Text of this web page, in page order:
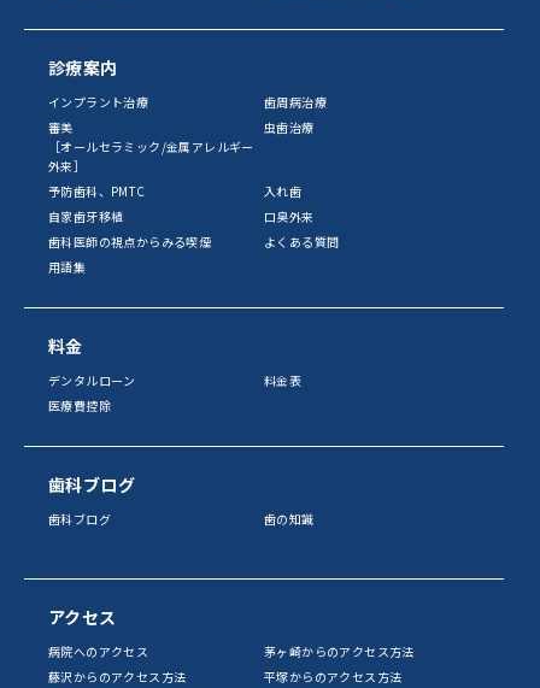
診療案内
インプラント治療
歯周病治療
審美
［オールセラミック/金属アレルギー
外来］
虫歯治療
予防歯科、PMTC
入れ歯
自家歯牙移植
口臭外来
歯科医師の視点からみる喫煙
よくある質問
用語集
料金
デンタルローン
料金表
医療費控除
歯科ブログ
歯科ブログ 歯の知識
アクセス
病院へのアクセス
茅ヶ崎からのアクセス方法
藤沢からのアクセス方法
平塚からのアクセス方法